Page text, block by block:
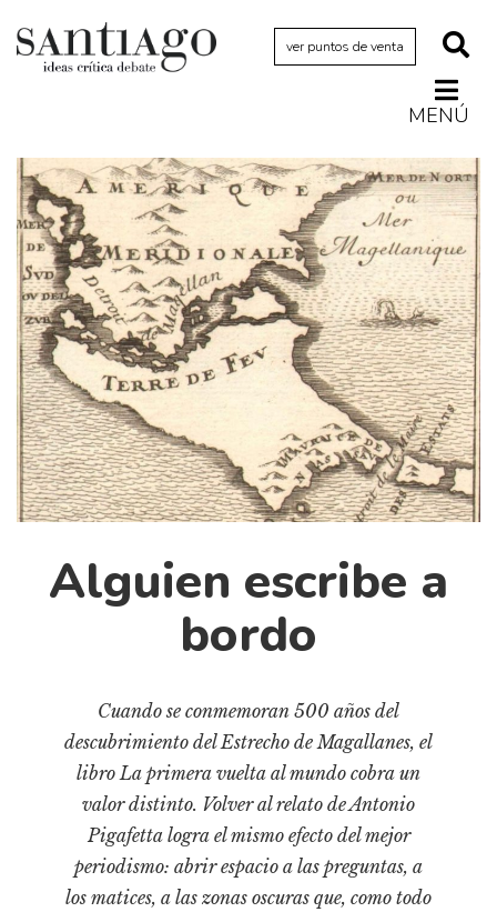
ver puntos de venta
MENÚ
Actualidad
Archivo Cenfoto-UDP
Arquetipos de situación
Artes visuales
Ciencia
Cine y televisión
Ciudad
Cómics
Críticas
Cultura
Documentos
Fragmentos
Historia material de los libros
Lagunas mentales
Libros usados
Literatura
Medioambiente
Alguien escribe a
bordo
Cuando se conmemoran 500 años del
descubrimiento del Estrecho de Magallanes, el
libro La primera vuelta al mundo cobra un
valor distinto. Volver al relato de Antonio
Pigafetta logra el mismo efecto del mejor
periodismo: abrir espacio a las preguntas, a
los matices, a las zonas oscuras que, como todo